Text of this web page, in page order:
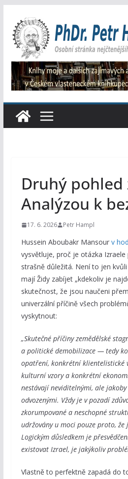
obsah
Druhý pohled
Analýzou k
17. 6. 2026 Petr Hampl
Hussein Aboubakr Mansour v
vysvětluje, proč je otázka
strašně důležitá. Není to jen
mají Židy zabíjet „kdekoliv je
skutečnost, že jsou naučeni
univerzální příčině všech
vyskytnout:
„Skutečné příčiny zemědělské
a politické demobilizace — tedy
opatření, konkrétní klientelistické
kulturní vzory a konkrétní
nestávají neviditelnými, ale
odvozenými. Vždy je v pozadí
zkorumpované a neschopné
udržovány u moci pouze proto, že
Logickým důsledkem je
existovat Izrael, je jakýkoliv
Vlastně to perfektně zapadá do